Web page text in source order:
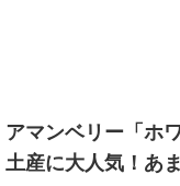
アマンベリー「ホ
土産に大人気！あ